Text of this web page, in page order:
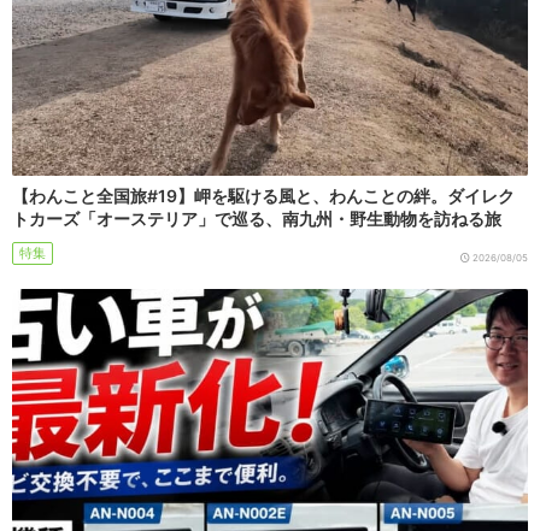
【わんこと全国旅#19】岬を駆ける風と、わんことの絆。ダイレク
トカーズ「オーステリア」で巡る、南九州・野生動物を訪ねる旅
特集 2026/08/05